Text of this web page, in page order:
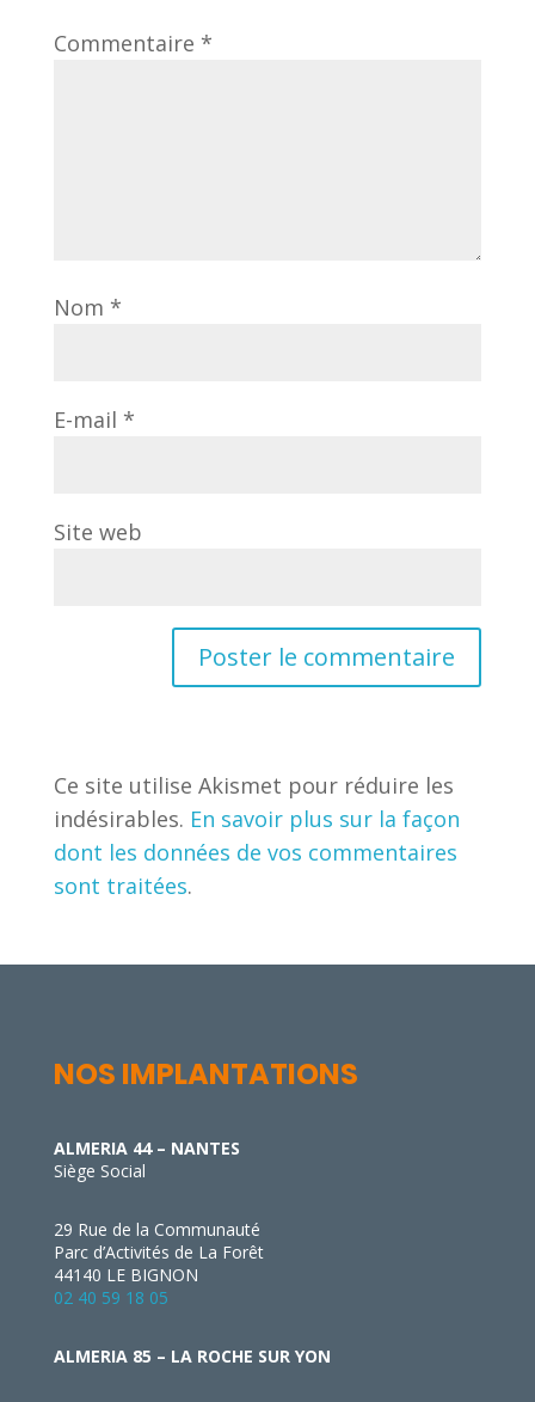
Commentaire *
Nom *
E-mail *
Site web
Ce site utilise Akismet pour réduire les
indésirables. En savoir plus sur la façon
dont les données de vos commentaires
sont traitées.
NOS IMPLANTATIONS
ALMERIA 44 – NANTES
Siège Social
29 Rue de la Communauté
Parc d’Activités de La Forêt
44140 LE BIGNON
02 40 59 18 05
ALMERIA 85 – LA ROCHE SUR YON